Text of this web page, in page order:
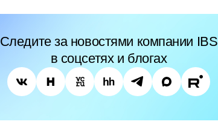
Следите за новостями компании IBS
в соцсетях и блогах